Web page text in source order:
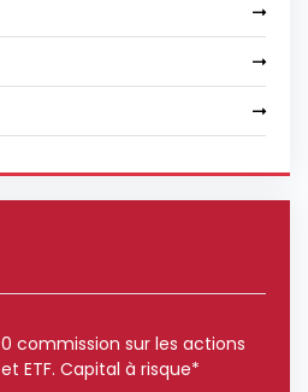
0 commission sur les actions
et ETF. Capital à risque*